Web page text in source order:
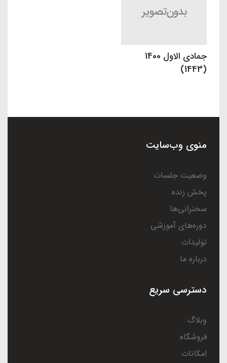
جمادی الاول 1400
(1443)
منوی وب‌سایت
وضعیت جلسات
پخش زنده
سخنرانی‌ها
دوره‌های آموزشی
تولیدات
درباره ما
دسترسی سریع
وبلاگ
فروشگاه
امکانات